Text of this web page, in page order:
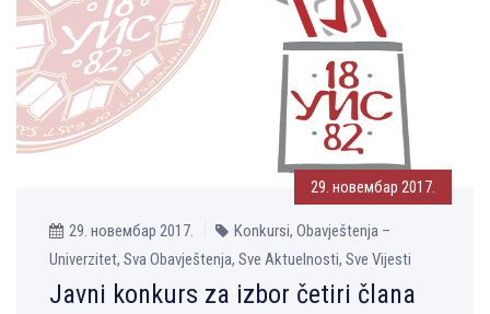
29. новембар 2017.
29. новембар 2017.
Konkursi, Obavještenja –
Univerzitet, Sva Obavještenja, Sve Aktuelnosti, Sve Vijesti
Javni konkurs za izbor četiri člana